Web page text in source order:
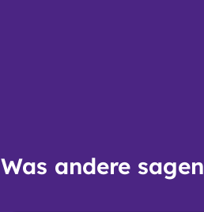
Was andere sagen